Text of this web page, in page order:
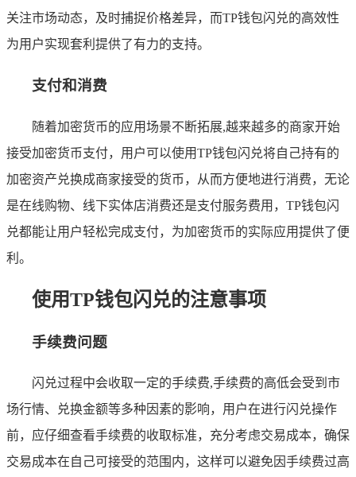
关注市场动态，及时捕捉价格差异，而TP钱包闪兑的高效性
为用户实现套利提供了有力的支持。
支付和消费
随着加密货币的应用场景不断拓展,越来越多的商家开始
接受加密货币支付，用户可以使用TP钱包闪兑将自己持有的
加密资产兑换成商家接受的货币，从而方便地进行消费，无论
是在线购物、线下实体店消费还是支付服务费用，TP钱包闪
兑都能让用户轻松完成支付，为加密货币的实际应用提供了便
利。
使用TP钱包闪兑的注意事项
手续费问题
闪兑过程中会收取一定的手续费,手续费的高低会受到市
场行情、兑换金额等多种因素的影响，用户在进行闪兑操作
前，应仔细查看手续费的收取标准，充分考虑交易成本，确保
交易成本在自己可接受的范围内，这样可以避免因手续费过高